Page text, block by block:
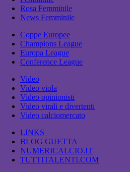
Rosa Femminile
News Femminile
Coppe Europee
Champions League
Europa League
Conference League
Video
Video viola
Video opinionisti
Video virali e divertenti
Video calciomercato
LINKS
BLOG GUETTA
NUMERICALCIO.IT
TUTTITALENTI.COM